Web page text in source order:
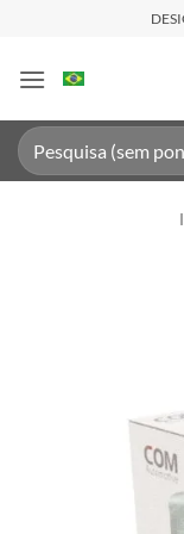
contenido
Buscar
por: